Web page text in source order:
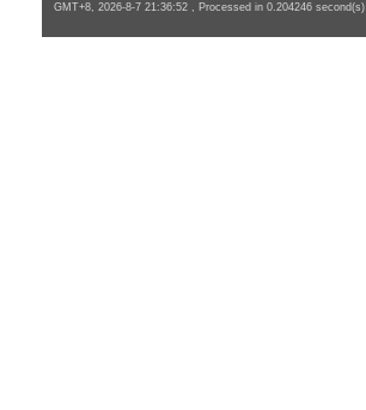
GMT+8, 2026-8-7 21:36:52 , Processed in 0.204246 second(s)